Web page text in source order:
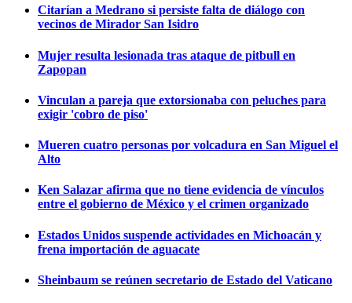
Citarían a Medrano si persiste falta de diálogo con
vecinos de Mirador San Isidro
Mujer resulta lesionada tras ataque de pitbull en
Zapopan
Vinculan a pareja que extorsionaba con peluches para
exigir 'cobro de piso'
Mueren cuatro personas por volcadura en San Miguel el
Alto
Ken Salazar afirma que no tiene evidencia de vínculos
entre el gobierno de México y el crimen organizado
Estados Unidos suspende actividades en Michoacán y
frena importación de aguacate
Sheinbaum se reúnen secretario de Estado del Vaticano